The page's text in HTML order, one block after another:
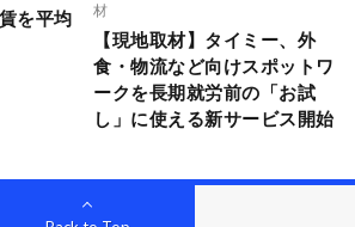
を平均
材
【現地取材】タイミー、外
食・物流など向けスポットワ
ークを長期就労前の「お試
し」に使える新サービス開始